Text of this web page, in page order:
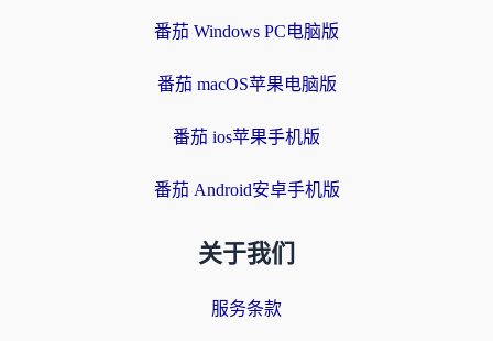
番茄 Windows PC电脑版
番茄 macOS苹果电脑版
番茄 ios苹果手机版
番茄 Android安卓手机版
关于我们
服务条款